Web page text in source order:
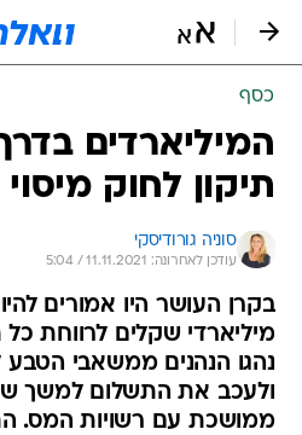
כסף
המיליארדים
תיקון לחוק
סוניה גורודיסקי
עודכן לאחרונה: 11.11.2021 / 5:04
בקרן העושר היו אמורים
מיליארדי שקלים לרווחת
נהגו הנהנים ממשאבי הטבע
ולעכב את התשלום למשך
ממושכת עם רשויות המס.